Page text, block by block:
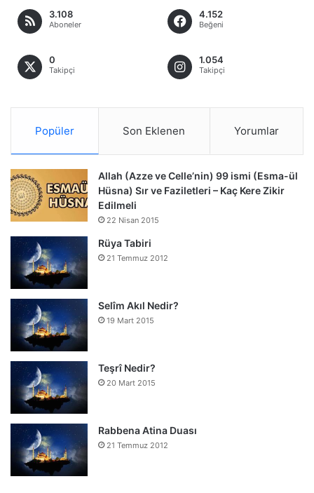
3.108
Aboneler
4.152
Beğeni
0
Takipçi
1.054
Takipçi
Popüler Son Eklenen Yorumlar
Allah (Azze ve Celle’nin) 99 ismi (Esma-ül
Hüsna) Sır ve Faziletleri – Kaç Kere Zikir
Edilmeli
22 Nisan 2015
Rüya Tabiri
21 Temmuz 2012
Selîm Akıl Nedir?
19 Mart 2015
Teşrî Nedir?
20 Mart 2015
Rabbena Atina Duası
21 Temmuz 2012